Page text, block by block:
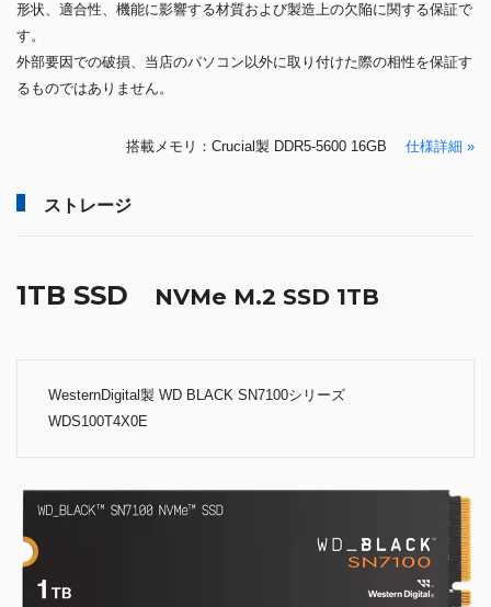
形状、適合性、機能に影響する材質および製造上の欠陥に関する保証で
す。
外部要因での破損、当店のパソコン以外に取り付けた際の相性を保証す
るものではありません。
搭載メモリ：Crucial製 DDR5-5600 16GB 仕様詳細 »
ストレージ
1TB SSD NVMe M.2 SSD 1TB
WesternDigital製 WD BLACK SN7100シリーズ
WDS100T4X0E